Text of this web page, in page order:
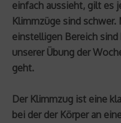
einfach aussieht, gilt es
Klimmzüge sind
einstelligen Bereich
unserer Übung der
geht.
Der Klimmzug ist eine
bei der der Körper an